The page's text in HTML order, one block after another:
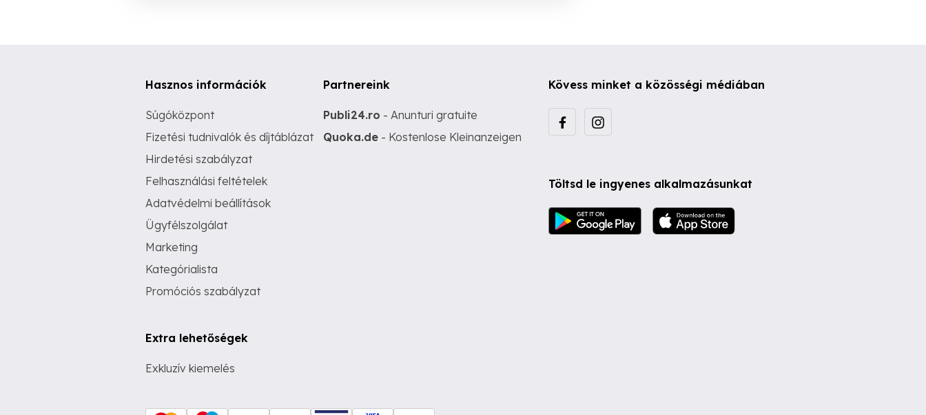
Hasznos információk
Súgóközpont
Fizetési tudnivalók és díjtáblázat
Hirdetési szabályzat
Felhasználási feltételek
Adatvédelmi beállítások
Ügyfélszolgálat
Marketing
Kategórialista
Promóciós szabályzat
Extra lehetőségek
Exkluzív kiemelés
Partnereink
Publi24.ro - Anunturi gratuite
Quoka.de - Kostenlose Kleinanzeigen
Kövess minket a közösségi médiában
Töltsd le ingyenes alkalmazásunkat